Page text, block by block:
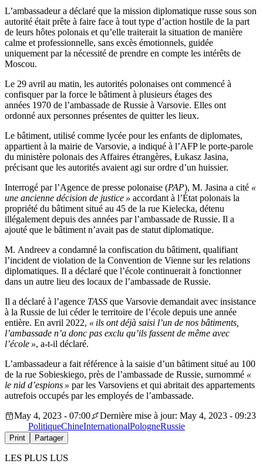
L’ambassadeur a déclaré que la mission diplomatique russe sous son
autorité était prête à faire face à tout type d’action hostile de la part
de leurs hôtes polonais et qu’elle traiterait la situation de manière
calme et professionnelle, sans excès émotionnels, guidée
uniquement par la nécessité de prendre en compte les intérêts de
Moscou.
Le 29 avril au matin, les autorités polonaises ont commencé à
confisquer par la force le bâtiment à plusieurs étages des
années 1970 de l’ambassade de Russie à Varsovie. Elles ont
ordonné aux personnes présentes de quitter les lieux.
Le bâtiment, utilisé comme lycée pour les enfants de diplomates,
appartient à la mairie de Varsovie, a indiqué à l’AFP le porte-parole
du ministère polonais des Affaires étrangères, Łukasz Jasina,
précisant que les autorités avaient agi sur ordre d’un huissier.
Interrogé par l’Agence de presse polonaise (PAP), M. Jasina a cité «
une ancienne décision de justice » accordant à l’État polonais la
propriété du bâtiment situé au 45 de la rue Kielecka, détenu
illégalement depuis des années par l’ambassade de Russie. Il a
ajouté que le bâtiment n’avait pas de statut diplomatique.
M. Andreev a condamné la confiscation du bâtiment, qualifiant
l’incident de violation de la Convention de Vienne sur les relations
diplomatiques. Il a déclaré que l’école continuerait à fonctionner
dans un autre lieu des locaux de l’ambassade de Russie.
Il a déclaré à l’agence TASS que Varsovie demandait avec insistance
à la Russie de lui céder le territoire de l’école depuis une année
entière. En avril 2022, « ils ont déjà saisi l’un de nos bâtiments,
l’ambassade n’a donc pas exclu qu’ils fassent de même avec
l’école », a-t-il déclaré.
L’ambassadeur a fait référence à la saisie d’un bâtiment situé au 100
de la rue Sobieskiego, près de l’ambassade de Russie, surnommé «
le nid d’espions » par les Varsoviens et qui abritait des appartements
autrefois occupés par les employés de l’ambassade.
May 4, 2023 - 07:00
Dernière mise à jour: May 4, 2023 - 09:23
PolitiqueChineInternationalPologneRussie
Print Partager
LES PLUS LUS